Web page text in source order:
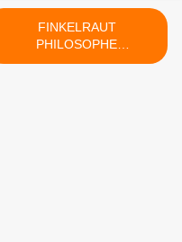
FINKELRAUT
PHILOSOPHE
AUTOPROCLAMME VA-T-